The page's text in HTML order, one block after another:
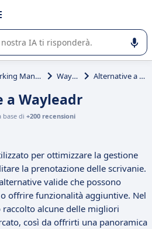
o nella scelta di un
Parking Management Wayleadr Alternative a Wayleadr
Wayleadr
base di +200 recensioni
per ottimizzare la gestione
la prenotazione delle scrivanie.
valide che possono
offrire funzionalità aggiuntive. Nel
alcune delle migliori
così da offrirti una panoramica